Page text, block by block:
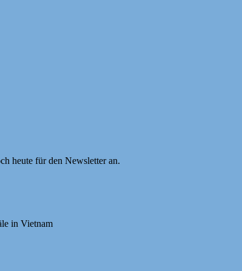
heute für den Newsletter an.
in Vietnam